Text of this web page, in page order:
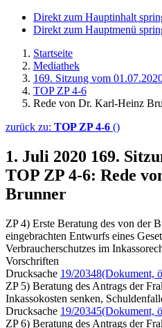
Direkt zum Hauptinhalt
Direkt zum Hauptmenü
Startseite
Mediathek
169. Sitzung vom
TOP ZP 4-6
Rede von Dr. Karl-Heinz
zurück zu: TOP ZP 4-6 ()
1. Juli 2020 169.
TOP ZP 4-6: Rede
Brunner
ZP 4) Erste Beratung des von der
eingebrachten Entwurfs eines
Verbraucherschutzes im
Vorschriften
Drucksache 19/20348(Dokument,
ZP 5) Beratung des Antrags der
Inkassokosten senken,
Drucksache 19/20345(Dokument,
ZP 6) Beratung des Antrags der